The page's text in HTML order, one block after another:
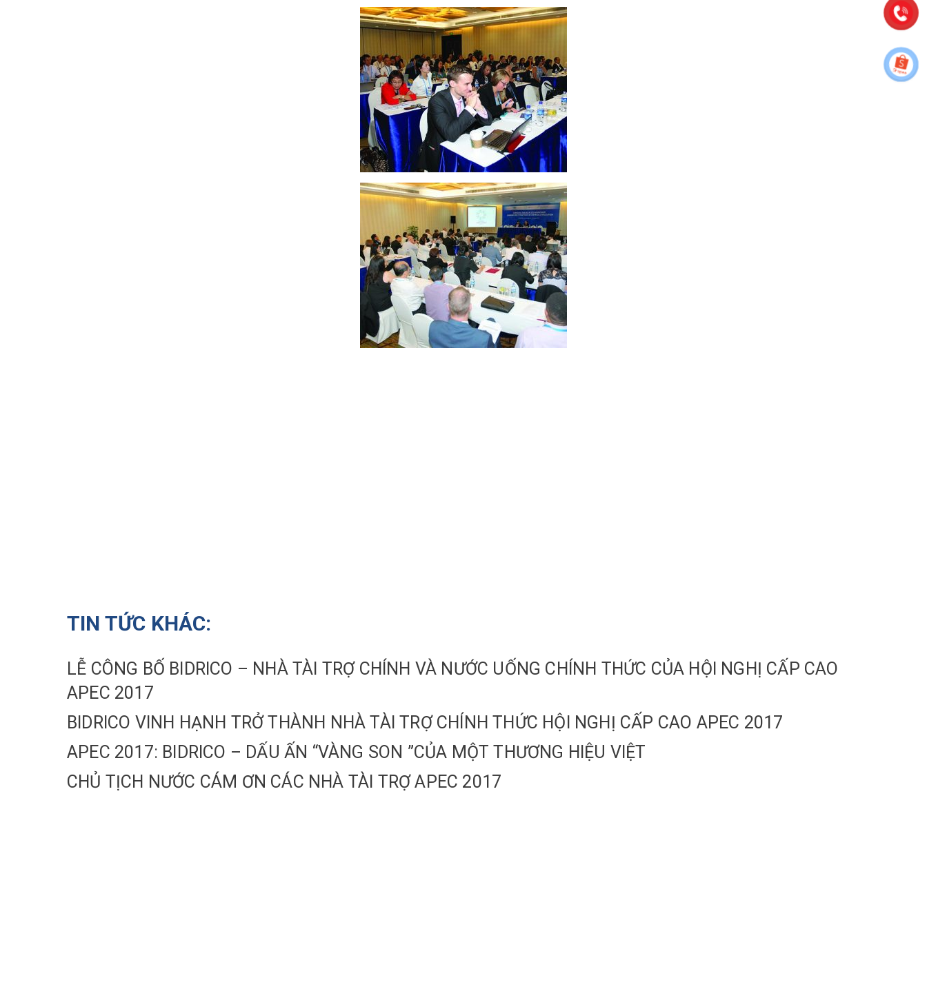
TIN TỨC KHÁC:
LỄ CÔNG BỐ BIDRICO – NHÀ TÀI TRỢ CHÍNH VÀ NƯỚC UỐNG CHÍNH THỨC CỦA HỘI NGHỊ CẤP CAO
APEC 2017
BIDRICO VINH HẠNH TRỞ THÀNH NHÀ TÀI TRỢ CHÍNH THỨC HỘI NGHỊ CẤP CAO APEC 2017
APEC 2017: BIDRICO – DẤU ẤN “VÀNG SON ”CỦA MỘT THƯƠNG HIỆU VIỆT
CHỦ TỊCH NƯỚC CÁM ƠN CÁC NHÀ TÀI TRỢ APEC 2017